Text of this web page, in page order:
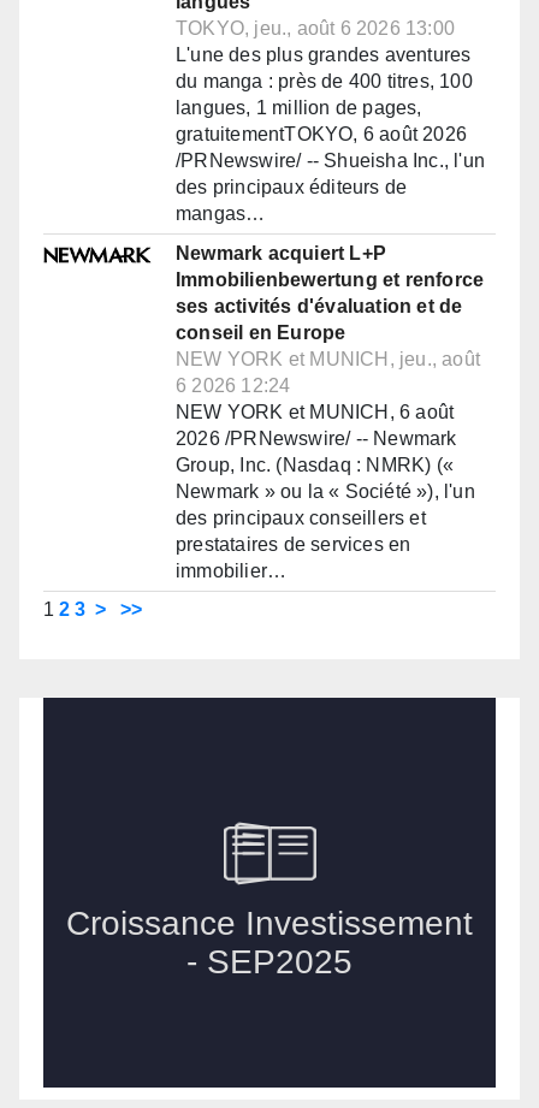
TOKYO, jeu., août 6 2026 13:00
L'une des plus grandes aventures
du manga : près de 400 titres, 100
langues, 1 million de pages,
gratuitementTOKYO, 6 août 2026
/PRNewswire/ -- Shueisha Inc., l'un
des principaux éditeurs de
mangas…
Newmark acquiert L+P
Immobilienbewertung et renforce
ses activités d'évaluation et de
conseil en Europe
NEW YORK et MUNICH, jeu., août
6 2026 12:24
NEW YORK et MUNICH, 6 août
2026 /PRNewswire/ -- Newmark
Group, Inc. (Nasdaq : NMRK) («
Newmark » ou la « Société »), l'un
des principaux conseillers et
prestataires de services en
immobilier…
1 2 3 > >>